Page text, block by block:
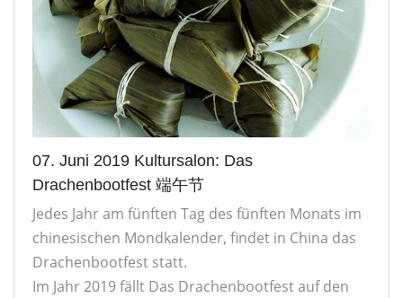
07. Juni 2019 Kultursalon: Das
Drachenbootfest 端午节
Jedes Jahr am fünften Tag des fünften Monats im
chinesischen Mondkalender, findet in China das
Drachenbootfest statt.
Im Jahr 2019 fällt Das Drachenbootfest auf den